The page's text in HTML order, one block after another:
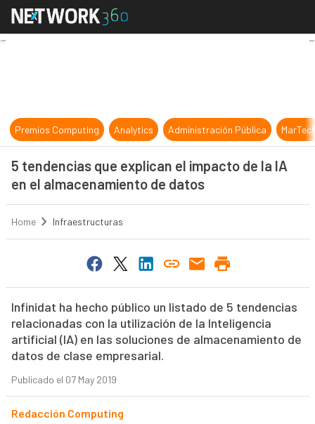
5 tendencias que explican el
Premios Computing Analytics Administración Pública
5 tendencias que explican el impacto de la IA
en el almacenamiento de datos
Home Infraestructuras
Infinidat ha hecho público un listado de 5 tendencias
relacionadas con la utilización de la Inteligencia
artificial (IA) en las soluciones de almacenamiento de
datos de clase empresarial.
Publicado el 07 May 2019
Redacción Computing